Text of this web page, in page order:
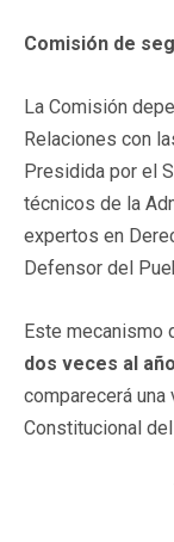
Comisión de
La Comisión
Relaciones con
Presidida por el
técnicos de la
expertos en
Defensor del
Este mecanismo
dos veces al año
comparecerá una
Constitucional